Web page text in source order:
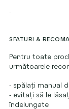
-
SFATURI &
Pentru toate
următoarele
- spălați manual
- evitați să le
îndelungate